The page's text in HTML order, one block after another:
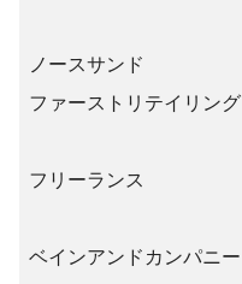
ノースサンド
ファーストリテイリング
フリーランス
ベインアンドカンパニー